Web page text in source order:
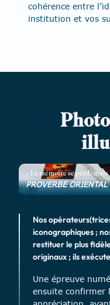
cohérence entre
institution et vos
Nos
iconographiques ;
restituer le plus
originaux ; ils
Une épreuve
ensuite confirmer
« La mémoire se perd ;
PROVERBE ORIENTAL